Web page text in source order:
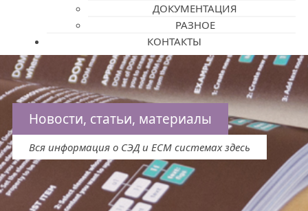
ДОКУМЕНТАЦИЯ
РАЗНОЕ
КОНТАКТЫ
Новости, статьи, материалы
Вся информация о СЭД и ECM системах здесь